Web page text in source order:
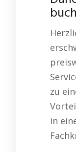
zu
in